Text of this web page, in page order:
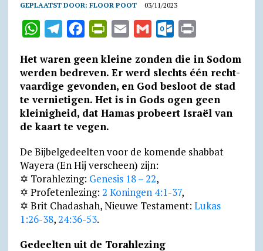
GEPLAATST DOOR: FLOOR POOT 03/11/2023
W
a
t
s
A
p
p
T
l
e
g
r
a
m
c
e
b
o
o
k
i
n
t
F
r
i
e
n
d
y
a
i
l
a
i
l
t
l
o
o
.
o
m
i
n
t
Het waren geen kleine zonden die in Sodom
werden bedreven. Er werd slechts één recht­
vaardige gevon­den, en God besloot de stad
te vernietigen. Het is in Gods ogen geen
kleinigheid, dat Hamas probeert Israël van
de kaart te vegen.
De Bijbelgedeelten voor de komende shabbat
Wayera (En Hij verscheen) zijn:
✡ Torahlezing: Genesis 18 – 22,
✡ Profetenlezing: 2 Koningen 4:1-37,
✡ Brit Chadashah, Nieuwe Testament: Lukas
1:26-38,24:36-53.
Gedeelten uit de Torahlezing